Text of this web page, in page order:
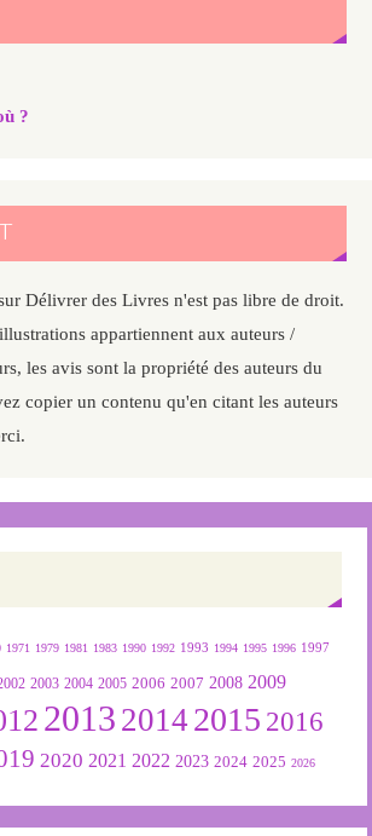
?
Délivrer des Livres n'est pas libre de droit.
appartiennent aux auteurs /
les avis sont la propriété des auteurs du
copier un contenu qu'en citant les auteurs
1971 1979 1981 1983 1990 1992 1993 1994 1995 1996 1997
2003 2004 2005 2006 2007 2008 2009
2013 2014 2015 2016
2020 2021 2022 2023 2024 2025 2026